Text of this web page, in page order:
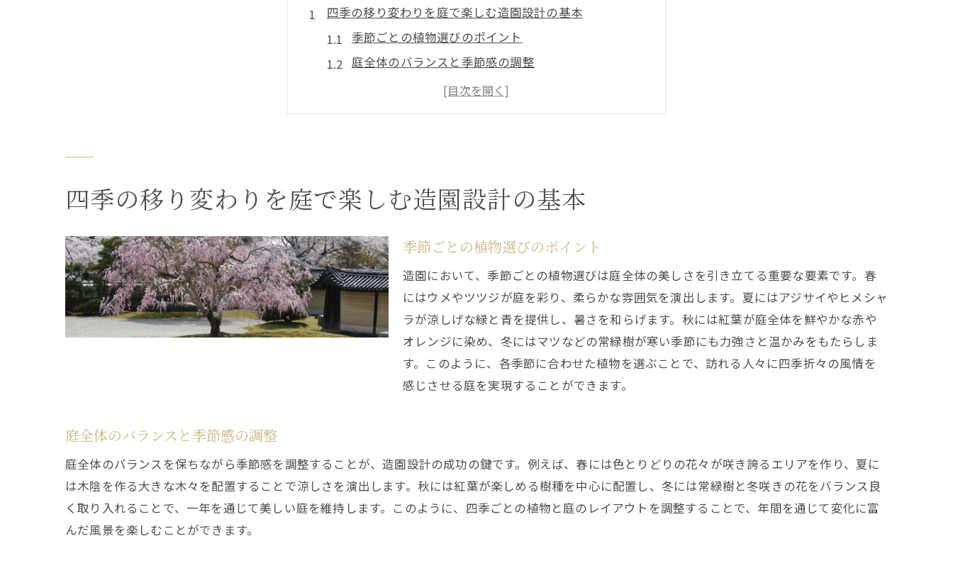
四季の移り変わりを庭で楽しむ造園設計の基本
季節ごとの植物選びのポイント
庭全体のバランスと季節感の調整
四季を感じる庭のレイアウトの基本
自然の移り変わりを意識した庭づくり
春の桜とツツジで彩る造園デザインの魅力
ツツジの種類とその魅力を引き出す配置
桜とツツジの共演で春の庭を華やかに
春の庭を彩るための下草の選び方
春の花木を効果的に配置するテクニック
春の庭を楽しむためのメンテナンスポイント
秋の紅葉を生かした造園の美しさを最大限に引き出す方法
秋に美しい紅葉樹の選び方
紅葉を引き立てる庭のレイアウト
秋の庭におすすめのアクセント植物
紅葉の時期を長く楽しむためのメンテナンス
冬の庭を彩るマツや常緑樹の効果的な配置
四季の移り変わりを庭で楽しむ造園設計の基本
季節ごとの植物選びのポイント
造園において、季節ごとの植物選びは庭全体の美しさを引き立てる重要な要素です。春
にはウメやツツジが庭を彩り、柔らかな雰囲気を演出します。夏にはアジサイやヒメシャ
ラが涼しげな緑と青を提供し、暑さを和らげます。秋には紅葉が庭全体を鮮やかな赤や
オレンジに染め、冬にはマツなどの常緑樹が寒い季節にも力強さと温かみをもたらしま
す。このように、各季節に合わせた植物を選ぶことで、訪れる人々に四季折々の風情を
感じさせる庭を実現することができます。
庭全体のバランスと季節感の調整
庭全体のバランスを保ちながら季節感を調整することが、造園設計の成功の鍵です。例えば、春には色とりどりの花々が咲き誇るエリアを作り、夏に
は木陰を作る大きな木々を配置することで涼しさを演出します。秋には紅葉が楽しめる樹種を中心に配置し、冬には常緑樹と冬咲きの花をバランス良
く取り入れることで、一年を通じて美しい庭を維持します。このように、四季ごとの植物と庭のレイアウトを調整することで、年間を通じて変化に富
んだ風景を楽しむことができます。